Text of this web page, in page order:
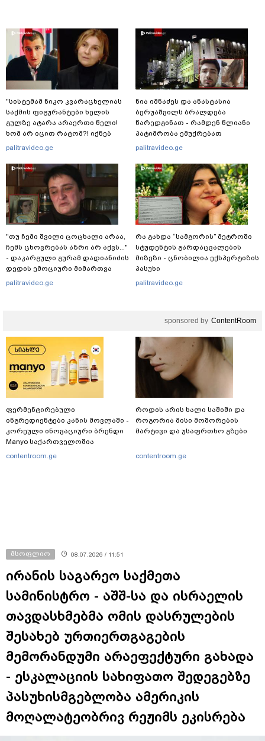
"სისტემამ ნიკო კვარაცხელიას
საქმის ფიგურანტები ხელის
გულზე ატარა არაერთი წელი!
ხომ არ იცით რატომ?! იქნებ
იმიტომ რომ თავად
კვარაცხელიას დედა
განცხადებას ავრცელებს
palitravideo.ge
"თუ ჩემი შვილი ცოცხალი არაა,
ჩემს ცხოვრებას აზრი არ აქვს..."
- დაკარგული გურამ დადიანიძის
დედის ემოციური მიმართვა
palitravideo.ge
ნია იმნაძეს და ანასტასია
ბერუაშვილს ბრალდება
წარედგინათ - რამდენ წლიანი
პატიმრობა ემუქრებათ
არასრულწლოვნებს?
palitravideo.ge
რა გახდა “სამგორის” მეტროში
სტუდენტის გარდაცვალების
მიზეზი - ცნობილია ექსპერტიზის
პასუხი
palitravideo.ge
sponsored by ContentRoom
ფერმენტირებული
ინგრედიენტები კანის მოვლაში -
კორეული ინოვაციური ბრენდი
Manyo საქართველოშია
contentroom.ge
როდის არის ხალი საშიში და
როგორია მისი მოშორების
მარტივი და უსაფრთხო გზები
contentroom.ge
მსოფლიო 08.07.2026 / 11:51
ირანის საგარეო საქმეთა
სამინისტრო - აშშ-სა და ისრაელის
თავდასხმებმა ომის დასრულების
შესახებ ურთიერთგაგების
მემორანდუმი არაეფექტური გახადა
- ესკალაციის სახიფათო შედეგებზე
პასუხისმგებლობა ამერიკის
მოღალატეობრივ რეჟიმს ეკისრება